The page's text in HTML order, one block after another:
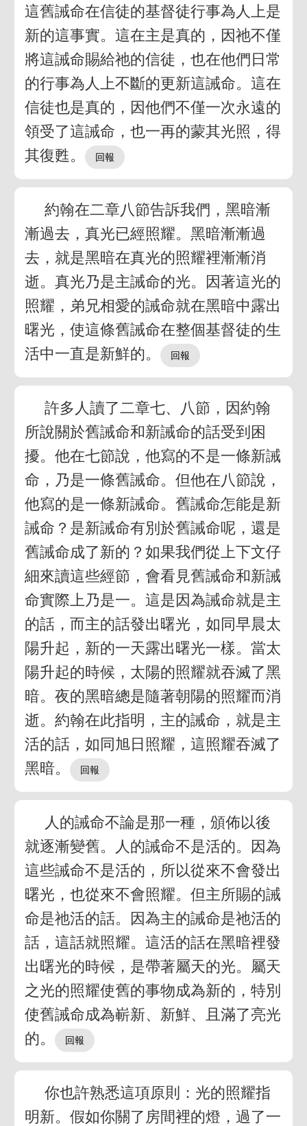
這舊誡命在信徒的基督徒行事為人上是
新的這事實。這在主是真的，因祂不僅
將這誡命賜給祂的信徒，也在他們日常
的行事為人上不斷的更新這誡命。這在
信徒也是真的，因他們不僅一次永遠的
領受了這誡命，也一再的蒙其光照，得
其復甦。
約翰在二章八節告訴我們，黑暗漸
漸過去，真光已經照耀。黑暗漸漸過
去，就是黑暗在真光的照耀裡漸漸消
逝。真光乃是主誡命的光。因著這光的
照耀，弟兄相愛的誡命就在黑暗中露出
曙光，使這條舊誡命在整個基督徒的生
活中一直是新鮮的。
許多人讀了二章七、八節，因約翰
所說關於舊誡命和新誡命的話受到困
擾。他在七節說，他寫的不是一條新誡
命，乃是一條舊誡命。但他在八節說，
他寫的是一條新誡命。舊誡命怎能是新
誡命？是新誡命有別於舊誡命呢，還是
舊誡命成了新的？如果我們從上下文仔
細來讀這些經節，會看見舊誡命和新誡
命實際上乃是一。這是因為誡命就是主
的話，而主的話發出曙光，如同早晨太
陽升起，新的一天露出曙光一樣。當太
陽升起的時候，太陽的照耀就吞滅了黑
暗。夜的黑暗總是隨著朝陽的照耀而消
逝。約翰在此指明，主的誡命，就是主
活的話，如同旭日照耀，這照耀吞滅了
黑暗。
人的誡命不論是那一種，頒佈以後
就逐漸變舊。人的誡命不是活的。因為
這些誡命不是活的，所以從來不會發出
曙光，也從來不會照耀。但主所賜的誡
命是祂活的話。因為主的誡命是祂活的
話，這話就照耀。這活的話在黑暗裡發
出曙光的時候，是帶著屬天的光。屬天
之光的照耀使舊的事物成為新的，特別
使舊誡命成為嶄新、新鮮、且滿了亮光
的。
你也許熟悉這項原則：光的照耀指
明新。假如你關了房間裡的燈，過了一